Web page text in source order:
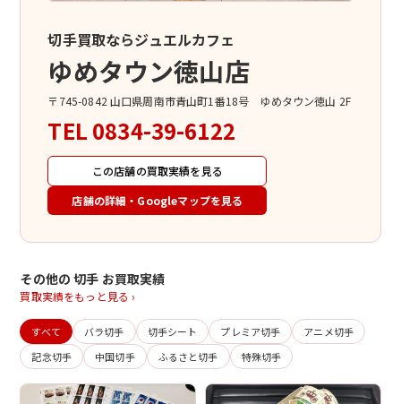
切手買取ならジュエルカフェ
ゆめタウン徳山店
〒745-0842 山口県周南市青山町1番18号 ゆめタウン徳山 2F
TEL 0834-39-6122
この店舗の買取実績を見る
店舗の詳細・Googleマップを見る
その他の 切手 お買取実績
買取実績をもっと見る ›
すべて バラ切手 切手シート プレミア切手
アニメ切手
記念切手
中国切手 ふるさと切手 特殊切手